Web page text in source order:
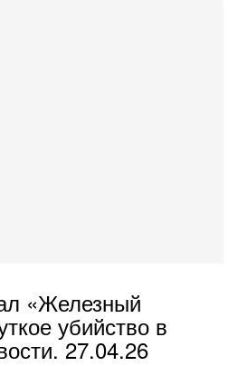
«Железный
убийство в
27.04.26